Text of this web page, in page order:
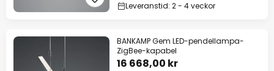
Leveranstid: 2 - 4 veckor
BANKAMP Gem LED-pendellampa-
ZigBee-kapabel
16 668,00 kr